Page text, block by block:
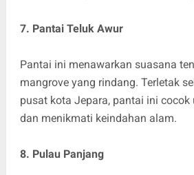
7. Pantai Teluk Awur
Pantai ini menawarkan suasana
mangrove yang rindang. Terletak
pusat kota Jepara, pantai ini cocok
dan menikmati keindahan alam.
8. Pulau Panjang